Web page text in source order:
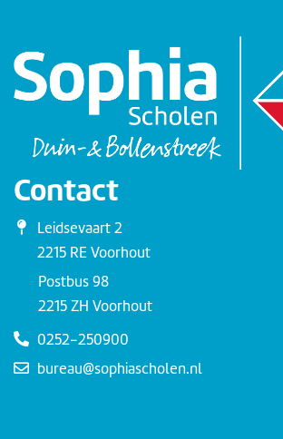
Contact
Leidsevaart 2
2215 RE Voorhout
Postbus 98
2215 ZH Voorhout
0252-250900
bureau@sophiascholen.nl